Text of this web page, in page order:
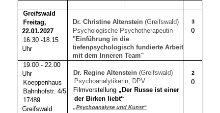
Greifswald
Freitag,
22.01.2027
16.30 -18.15
Uhr
Dr. Christine Altenstein (Greifswald)
Psychologische Psychotherapeutin
"Einführung in die
tiefenpsychologisch fundierte Arbeit
mit dem Inneren Team"
3
()
19.00 - 22.00
Uhr
Koeppenhaus
Bahnhofstr. 4/5
17489
Greifswald
Dr. Regine Altenstein(Greifswald)
Psychoanalytikerin, DPV
Filmvorstellung „Der Russe ist einer
der Birken liebt“
„Psychoanalyse und Kunst“
2
()